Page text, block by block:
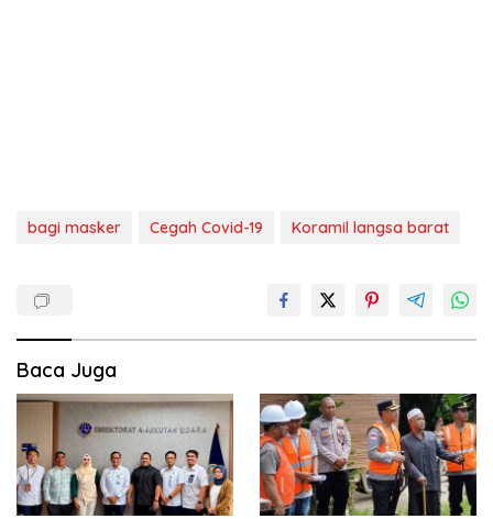
bagi masker Cegah Covid-19 Koramil langsa barat
Baca Juga